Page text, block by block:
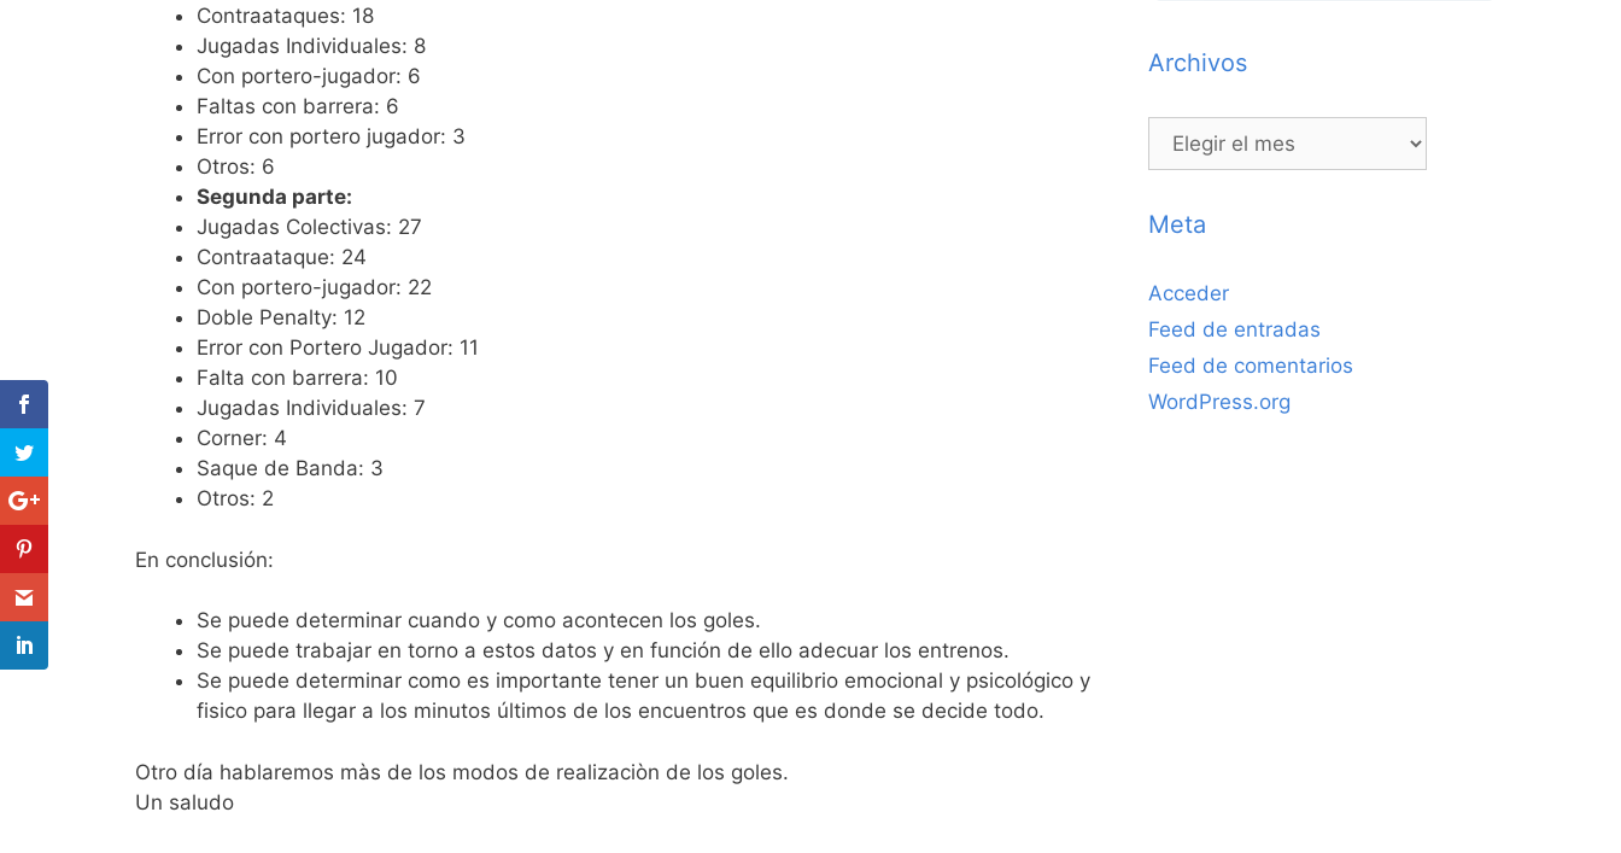
Contraataques: 18
Jugadas Individuales: 8
Con portero-jugador: 6
Faltas con barrera: 6
Error con portero jugador: 3
Otros: 6
Segunda parte:
Jugadas Colectivas: 27
Contraataque: 24
Con portero-jugador: 22
Doble Penalty: 12
Error con Portero Jugador: 11
Falta con barrera: 10
Jugadas Individuales: 7
Corner: 4
Saque de Banda: 3
Otros: 2
En conclusión:
Se puede determinar cuando y como acontecen los goles.
Se puede trabajar en torno a estos datos y en función de ello adecuar los entrenos.
Se puede determinar como es importante tener un buen equilibrio emocional y psicológico y
fisico para llegar a los minutos últimos de los encuentros que es donde se decide todo.
Otro día hablaremos màs de los modos de realizaciòn de los goles.
Un saludo
Archivos
Archivos
Meta
Acceder
Feed de entradas
Feed de comentarios
WordPress.org